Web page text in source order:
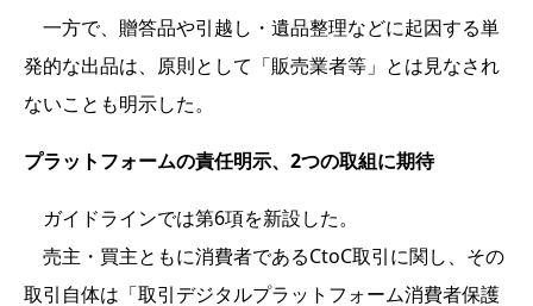
一方で、贈答品や引越し・遺品整理などに起因する単
発的な出品は、原則として「販売業者等」とは見なされ
ないことも明示した。
プラットフォームの責任明示、2つの取組に期待
ガイドラインでは第6項を新設した。
売主・買主ともに消費者であるCtoC取引に関し、その
取引自体は「取引デジタルプラットフォーム消費者保護